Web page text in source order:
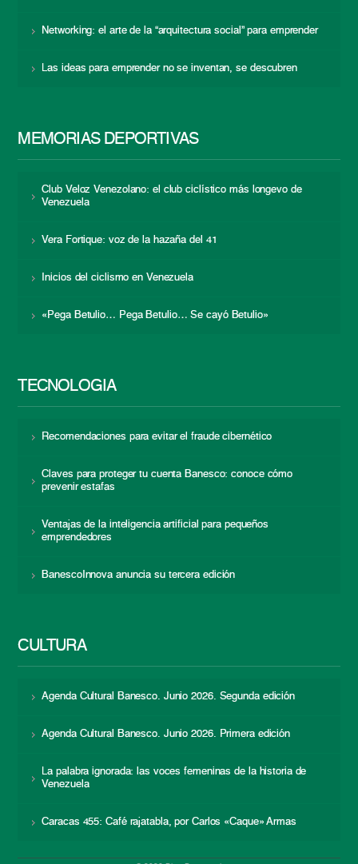
Networking: el arte de la “arquitectura social” para emprender
Las ideas para emprender no se inventan, se descubren
MEMORIAS DEPORTIVAS
Club Veloz Venezolano: el club ciclístico más longevo de
Venezuela
Vera Fortique: voz de la hazaña del 41
Inicios del ciclismo en Venezuela
«Pega Betulio… Pega Betulio… Se cayó Betulio»
TECNOLOGÍA
Recomendaciones para evitar el fraude cibernético
Claves para proteger tu cuenta Banesco: conoce cómo
prevenir estafas
Ventajas de la inteligencia artificial para pequeños
emprendedores
BanescoInnova anuncia su tercera edición
CULTURA
Agenda Cultural Banesco. Junio 2026. Segunda edición
Agenda Cultural Banesco. Junio 2026. Primera edición
La palabra ignorada: las voces femeninas de la historia de
Venezuela
Caracas 455: Café rajatabla, por Carlos «Caque» Armas